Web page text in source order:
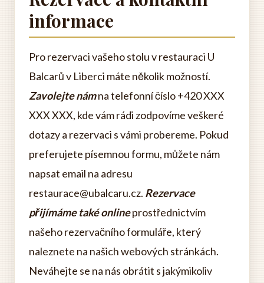
informace
Pro rezervaci vašeho stolu v restauraci U
Balcarů v Liberci máte několik možností.
Zavolejte námna telefonní číslo +420 XXX
XXX XXX, kde vám rádi zodpovíme veškeré
dotazy a rezervaci s vámi probereme. Pokud
preferujete písemnou formu, můžete nám
napsat email na adresu
restaurace@ubalcaru.cz. Rezervace
přijímáme také onlineprostřednictvím
našeho rezervačního formuláře, který
naleznete na našich webových stránkách.
Neváhejte se na nás obrátit s jakýmikoliv